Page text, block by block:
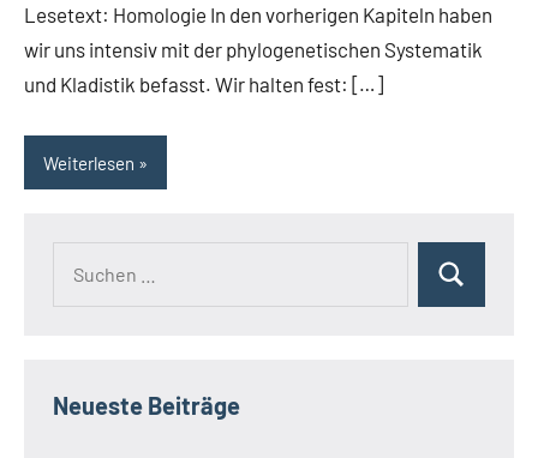
Lesetext: Homologie In den vorherigen Kapiteln haben
wir uns intensiv mit der phylogenetischen Systematik
und Kladistik befasst. Wir halten fest: […]
Weiterlesen
Suchen
Neueste Beiträge